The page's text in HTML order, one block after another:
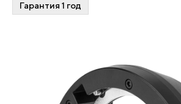
Гарантия 1 год